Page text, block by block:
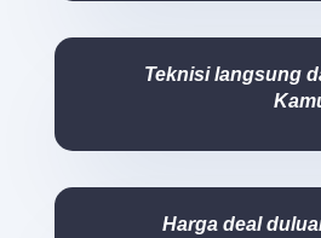
Teknisi langsung
Harga deal